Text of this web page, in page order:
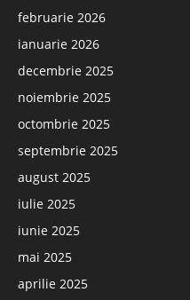
februarie 2026
ianuarie 2026
decembrie 2025
noiembrie 2025
octombrie 2025
septembrie 2025
august 2025
iulie 2025
iunie 2025
mai 2025
aprilie 2025